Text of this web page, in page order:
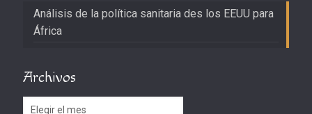
Análisis de la política sanitaria des los EEUU para
África
Archivos
Archivos